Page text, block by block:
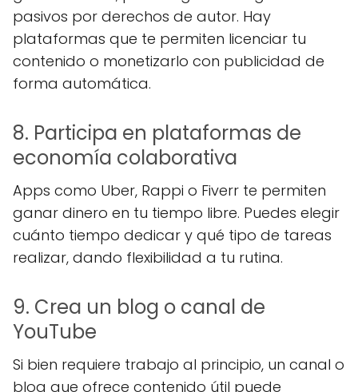
pasivos por derechos de autor. Hay
plataformas que te permiten licenciar tu
contenido o monetizarlo con publicidad de
forma automática.
8. Participa en plataformas de
economía colaborativa
Apps como Uber, Rappi o Fiverr te permiten
ganar dinero en tu tiempo libre. Puedes elegir
cuánto tiempo dedicar y qué tipo de tareas
realizar, dando flexibilidad a tu rutina.
9. Crea un blog o canal de
YouTube
Si bien requiere trabajo al principio, un canal o
blog que ofrece contenido útil puede